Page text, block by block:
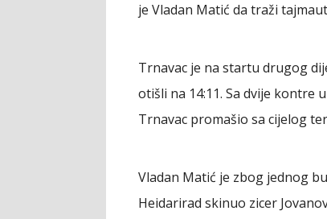
je Vladan Matić da traži
Trnavac je na startu drugog
otišli na 14:11. Sa dvije kontre
Trnavac promašio sa cijelog
Vladan Matić je zbog jednog
Heidarirad skinuo zicer